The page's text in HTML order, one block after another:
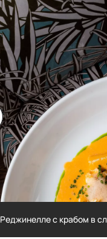
Реджинелле с крабом в